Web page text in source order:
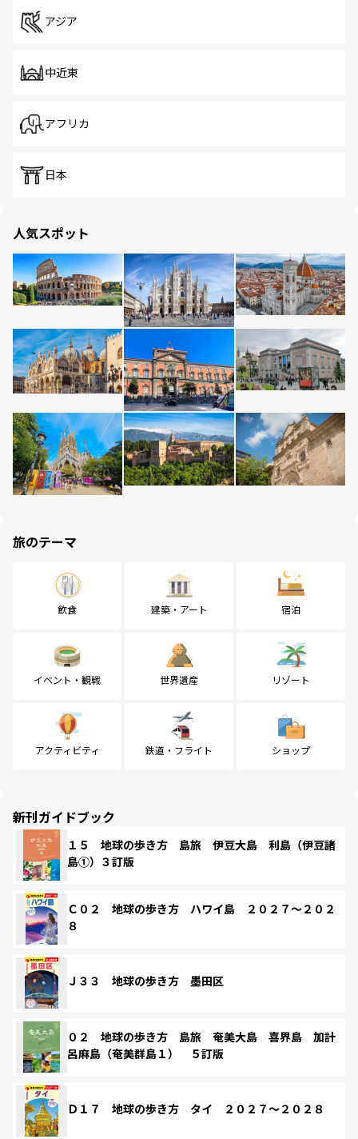
アジア
中近東
アフリカ
日本
人気スポット
旅のテーマ
飲食 建築・アート 宿泊
イベント・観戦 世界遺産 リゾート
アクティビティ 鉄道・フライト ショップ
新刊ガイドブック
１５ 地球の歩き方 島旅 伊豆大島 利島（伊豆諸
島①）３訂版
Ｃ０２ 地球の歩き方 ハワイ島 ２０２７～２０２
８
Ｊ３３ 地球の歩き方 墨田区
０２ 地球の歩き方 島旅 奄美大島 喜界島 加計
呂麻島（奄美群島１） ５訂版
Ｄ１７ 地球の歩き方 タイ ２０２７～２０２８